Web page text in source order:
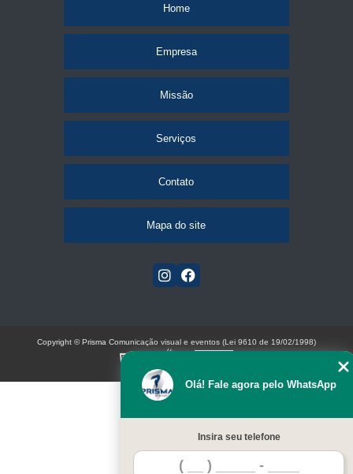
Home
Empresa
Missão
Serviços
Contato
Mapa do site
Olá! Fale agora pelo WhatsApp
Insira seu telefone
Copyright © Prisma Comunicação visual e eventos (Lei 9610 de 19/02/1998)